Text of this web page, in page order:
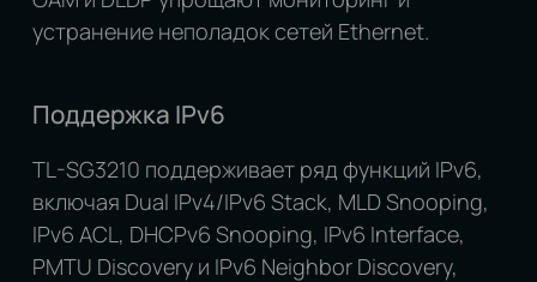
устранение неполадок сетей Ethernet.
Поддержка IPv6
TL-SG3210 поддерживает ряд функций IPv6,
включая Dual IPv4/IPv6 Stack, MLD Snooping,
IPv6 ACL, DHCPv6 Snooping, IPv6 Interface,
PMTU Discovery и IPv6 Neighbor Discovery,